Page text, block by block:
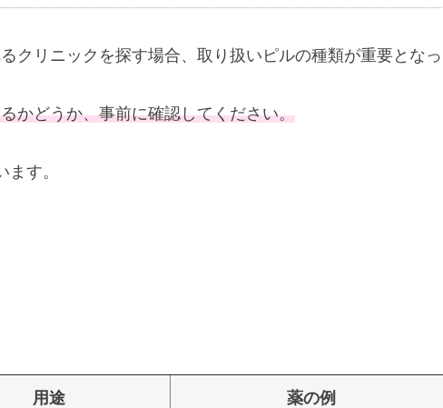
クリニックを探す場合、取り扱いピルの種類が重要となっ
かどうか、事前に確認してください。
す。
用途 薬の例